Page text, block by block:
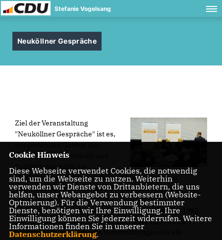
Stefanie Vogelsang
Neuköllner Gespräche
Ziel der Veranstaltung
"Neuköllner Gespräche" ist es,
ausgewählten Gästen aus
Gesellschaft, Wirtschaft und
Politik in Neukölln die
Möglichkeit zu geben, mit besonderen politischen
Persönlichkeiten ins direkte Gespräch zu kommen.
Die Veranstaltung "Neuköllner Gespräche" ist eine 1992
vom damaligen Neuköllner Bundestagsabgeordneten
Dankward Buwitt initiierte Veranstaltungsreihe als
Cookie Hinweis
Diese Webseite verwendet Cookies, die notwendig
sind, um die Webseite zu nutzen. Weiterhin
verwenden wir Dienste von Drittanbietern, die uns
helfen, unser Webangebot zu verbessern (Website-
Optmierung). Für die Verwendung bestimmter
Dienste, benötigen wir Ihre Einwilligung. Ihre
Einwilligung können Sie jederzeit widerrufen. Weitere
Informationen finden Sie in unserer
Datenschutzerklärung.